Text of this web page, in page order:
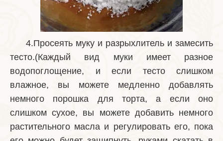
4.Просеять муку и разрыхлитель и замесить
тесто.(Каждый вид муки имеет разное
водопоглощение, и если тесто слишком
влажное, вы можете медленно добавлять
немного порошка для торта, а если оно
слишком сухое, вы можете добавить немного
растительного масла и регулировать его, пока